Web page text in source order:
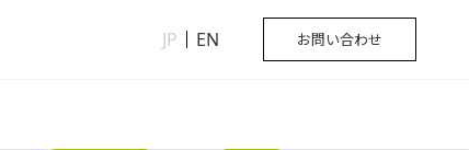
JP EN お問い合わせ